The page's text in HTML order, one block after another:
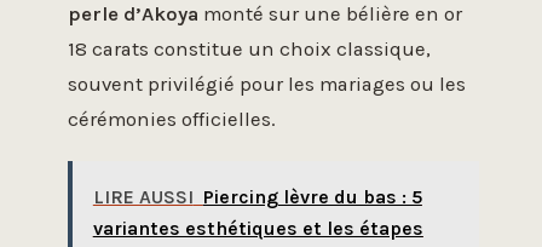
perle d’Akoya monté sur une bélière en or
18 carats constitue un choix classique,
souvent privilégié pour les mariages ou les
cérémonies officielles.
LIRE AUSSI Piercing lèvre du bas : 5
variantes esthétiques et les étapes